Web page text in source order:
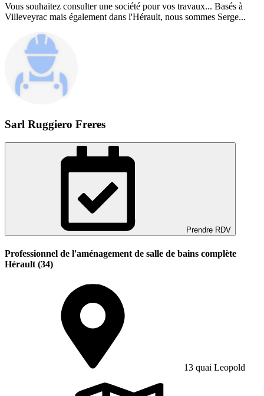
Vous souhaitez consulter une société pour vos travaux... Basés à
Villeveyrac mais également dans l'Hérault, nous sommes Serge...
Sarl Ruggiero Freres
Prendre RDV
Professionnel de l'aménagement de salle de bains complète
Hérault (34)
13 quai Leopold